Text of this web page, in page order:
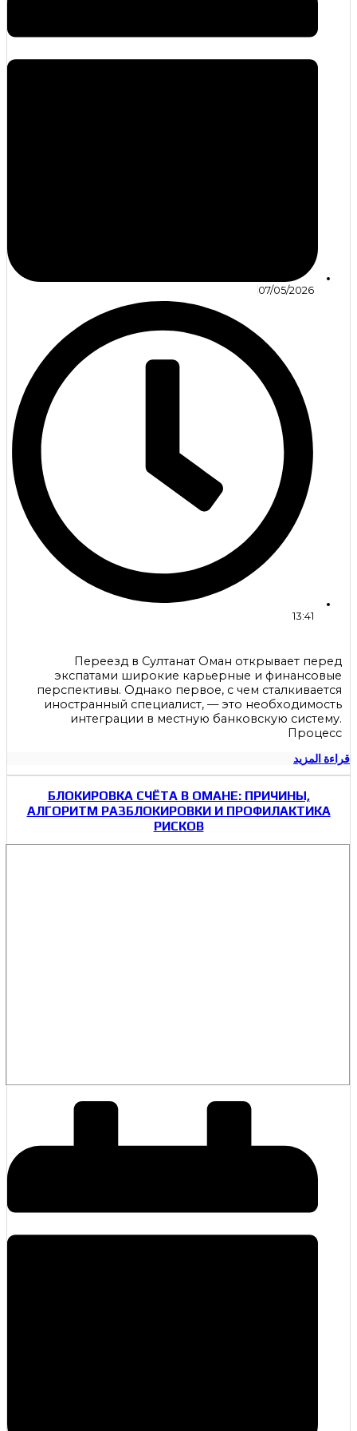
07/05/2026
13:41
Переезд в Султанат Оман открывает перед
экспатами широкие карьерные и финансовые
перспективы. Однако первое, с чем сталкивается
иностранный специалист, — это необходимость
интеграции в местную банковскую систему.
Процесс
قراءة المزيد
БЛОКИРОВКА СЧЁТА В ОМАНЕ: ПРИЧИНЫ,
АЛГОРИТМ РАЗБЛОКИРОВКИ И ПРОФИЛАКТИКА
РИСКОВ